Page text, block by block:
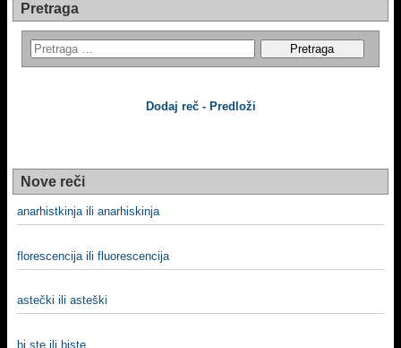
Pretraga
Dodaj reč - Predloži
Nove reči
anarhistkinja ili anarhiskinja
florescencija ili fluorescencija
astečki ili asteški
bi ste ili biste